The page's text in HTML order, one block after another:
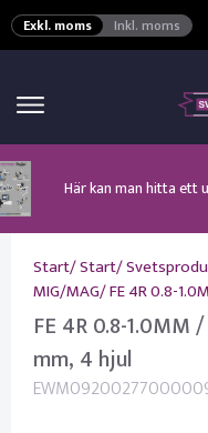
Exkl. moms Inkl. moms
Klicka här för att
Här kan man hitta ett
Nyhet!Nyhet! Tig-
Nyhet! Tig-
Nyhet!
Nyhet! MinarcMig
Start/Start/
MIG/MAG/FE 4R 0.8-
FE 4R 0.8-
mm, 4 hjul
VISA